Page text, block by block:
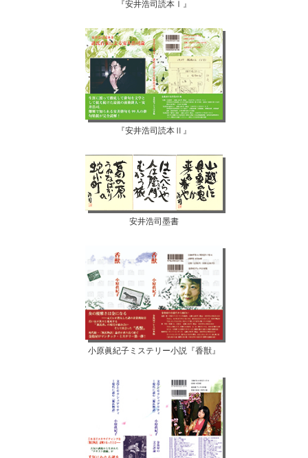
『安井浩司読本Ⅰ』
『安井浩司読本Ⅱ』
安井浩司墨書
小原眞紀子ミステリー小説『香獣』